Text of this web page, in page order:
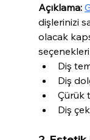
Açıklama:
dişlerinizi
olacak
Diş
Diş
Çürük
Diş